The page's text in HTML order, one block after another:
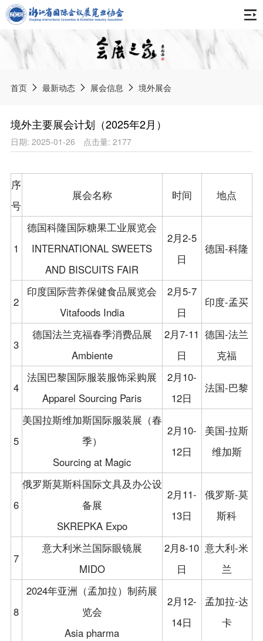
首页
关于协会
组织架构
最新动态
通知公告
协会动态
会展资讯
展会信息
境内展会
境外展会
会展政策
报告刊物
会展之家
中国会展产业年度报告
浙江会展业发展报告
协会章程
入会申请
会员单位
会长单位
副会长单位
理事单位
普通会员单位
会员风采
会展标准
《数字贸易展会知识产权服务规范》团体标准
会展服务（布展工程）临时搭建单位运营服务
规范
出国展服务规范
智库专家
党建之窗
党建新闻
制度规定
联系我们
首页 最新动态 展会信息 境外展会
境外主要展会计划（2025年2月）
日期: 2025-01-26 点击量: 2177
序
号
展会名称 时间 地点
1
德国科隆国际糖果工业展览会
INTERNATIONAL SWEETS
AND BISCUITS FAIR
2月2-5
日
德国-科隆
2
印度国际营养保健食品展览会
Vitafoods India
2月5-7
日
印度-孟买
3
德国法兰克福春季消费品展
Ambiente
2月7-11
日
德国-法兰
克福
4
法国巴黎国际服装服饰采购展
Apparel Sourcing Paris
2月10-
12日
法国-巴黎
5
美国拉斯维加斯国际服装展（春
季）
Sourcing at Magic
2月10-
12日
美国-拉斯
维加斯
6
俄罗斯莫斯科国际文具及办公设
备展
SKREPKA Expo
2月11-
13日
俄罗斯-莫
斯科
7
意大利米兰国际眼镜展
MIDO
2月8-10
日
意大利-米
兰
8
2024年亚洲（孟加拉）制药展
览会
Asia pharma
2月12-
14日
孟加拉-达
卡